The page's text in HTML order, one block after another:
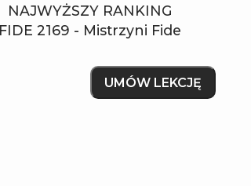
NAJWYŻSZY RANKING
FIDE2169 - Mistrzyni Fide
UMÓW LEKCJĘ